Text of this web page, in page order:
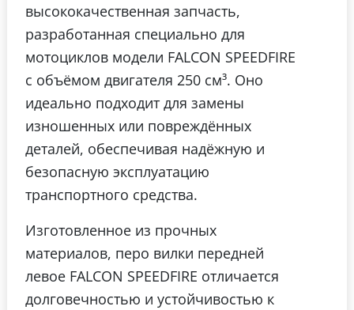
высококачественная запчасть,
разработанная специально для
мотоциклов модели FALCON SPEEDFIRE
с объёмом двигателя 250 см³. Оно
идеально подходит для замены
изношенных или повреждённых
деталей, обеспечивая надёжную и
безопасную эксплуатацию
транспортного средства.
Изготовленное из прочных
материалов, перо вилки передней
левое FALCON SPEEDFIRE отличается
долговечностью и устойчивостью к